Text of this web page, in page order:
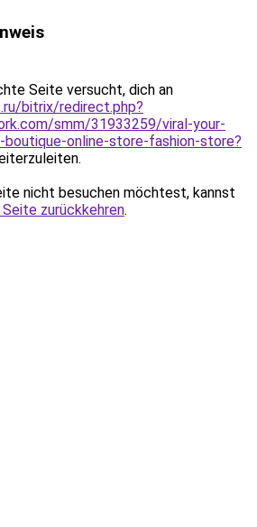
Seite versucht, dich an
bitrix/redirect.php?
smm/31933259/viral-your-
online-store-fashion-store?
nicht besuchen möchtest, kannst
zurückkehren.